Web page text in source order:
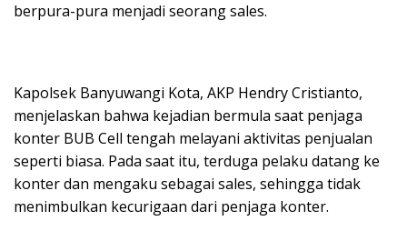
berpura-pura menjadi seorang sales.
Kapolsek Banyuwangi Kota, AKP Hendry Cristianto,
menjelaskan bahwa kejadian bermula saat penjaga
konter BUB Cell tengah melayani aktivitas penjualan
seperti biasa. Pada saat itu, terduga pelaku datang ke
konter dan mengaku sebagai sales, sehingga tidak
menimbulkan kecurigaan dari penjaga konter.